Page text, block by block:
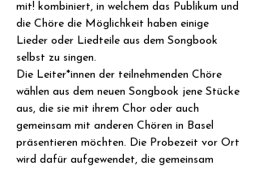
mit! kombiniert, in welchem das Publikum und
die Chöre die Möglichkeit haben einige
Lieder oder Liedteile aus dem Songbook
selbst zu singen.
Die Leiter*innen der teilnehmenden Chöre
wählen aus dem neuen Songbook jene Stücke
aus, die sie mit ihrem Chor oder auch
gemeinsam mit anderen Chören in Basel
präsentieren möchten. Die Probezeit vor Ort
wird dafür aufgewendet, die gemeinsam